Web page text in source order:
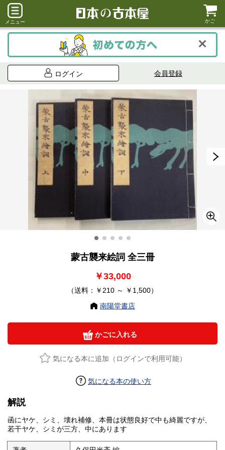
メニュー かご
ログイン 会員登録
蒙古襲来絵詞 全三冊
￥33,000
（送料：￥210 ～ ￥1,500）
南陽堂書店
かごに入れる
気になる本に追加（ログインで利用可能）
気になる本の使い方
解説
函にヤケ、シミ、壊れ補修、本冊は状態良好で中も綺麗ですが、
若干ヤケ、シミが三方、中にあります